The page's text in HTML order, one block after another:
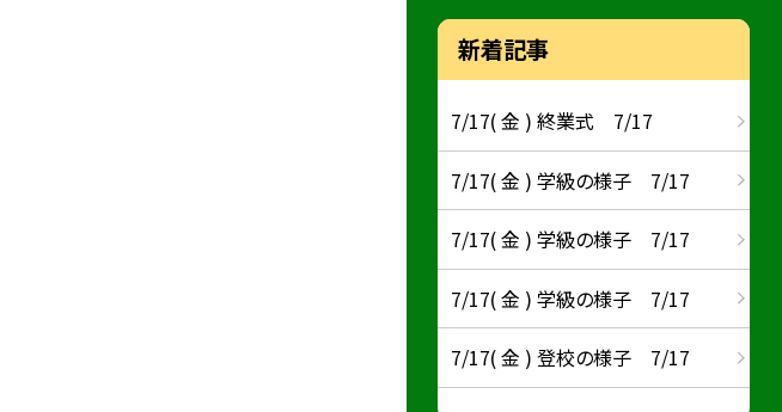
新着記事
7/17( 金 ) 終業式 7/17
7/17( 金 ) 学級の様子 7/17
7/17( 金 ) 学級の様子 7/17
7/17( 金 ) 学級の様子 7/17
7/17( 金 ) 登校の様子 7/17